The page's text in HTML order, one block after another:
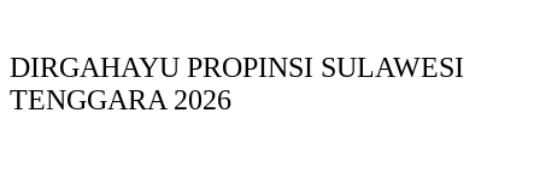
DIRGAHAYU PROPINSI SULAWESI
TENGGARA 2026